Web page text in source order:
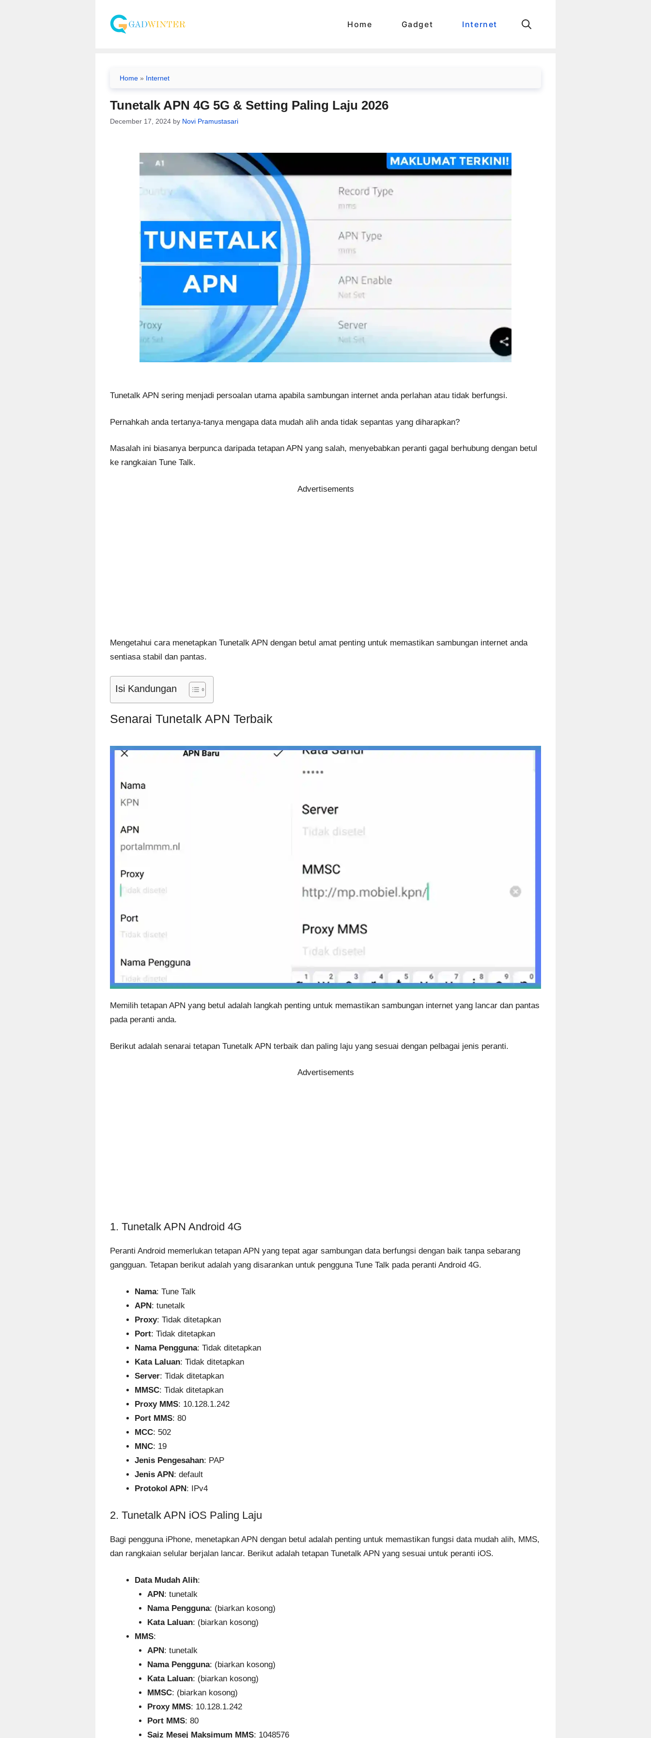
Home Gadget Internet
Home » Internet
Tunetalk APN 4G 5G & Setting Paling Laju 2026
December 17, 2024 by Novi Pramustasari
Tunetalk APN sering menjadi persoalan utama apabila sambungan internet anda perlahan atau tidak berfungsi.
Pernahkah anda tertanya-tanya mengapa data mudah alih anda tidak sepantas yang diharapkan?
Masalah ini biasanya berpunca daripada tetapan APN yang salah, menyebabkan peranti gagal berhubung dengan betul
ke rangkaian Tune Talk.
Advertisements
Mengetahui cara menetapkan Tunetalk APN dengan betul amat penting untuk memastikan sambungan internet anda
sentiasa stabil dan pantas.
Isi Kandungan
Senarai Tunetalk APN Terbaik
Memilih tetapan APN yang betul adalah langkah penting untuk memastikan sambungan internet yang lancar dan pantas
pada peranti anda.
Berikut adalah senarai tetapan Tunetalk APN terbaik dan paling laju yang sesuai dengan pelbagai jenis peranti.
Advertisements
1. Tunetalk APN Android 4G
Peranti Android memerlukan tetapan APN yang tepat agar sambungan data berfungsi dengan baik tanpa sebarang
gangguan. Tetapan berikut adalah yang disarankan untuk pengguna Tune Talk pada peranti Android 4G.
Nama: Tune Talk
APN: tunetalk
Proxy: Tidak ditetapkan
Port: Tidak ditetapkan
Nama Pengguna: Tidak ditetapkan
Kata Laluan: Tidak ditetapkan
Server: Tidak ditetapkan
MMSC: Tidak ditetapkan
Proxy MMS: 10.128.1.242
Port MMS: 80
MCC: 502
MNC: 19
Jenis Pengesahan: PAP
Jenis APN: default
Protokol APN: IPv4
2. Tunetalk APN iOS Paling Laju
Bagi pengguna iPhone, menetapkan APN dengan betul adalah penting untuk memastikan fungsi data mudah alih, MMS,
dan rangkaian selular berjalan lancar. Berikut adalah tetapan Tunetalk APN yang sesuai untuk peranti iOS.
Data Mudah Alih:
APN: tunetalk
Nama Pengguna: (biarkan kosong)
Kata Laluan: (biarkan kosong)
MMS:
APN: tunetalk
Nama Pengguna: (biarkan kosong)
Kata Laluan: (biarkan kosong)
MMSC: (biarkan kosong)
Proxy MMS: 10.128.1.242
Port MMS: 80
Saiz Mesej Maksimum MMS: 1048576